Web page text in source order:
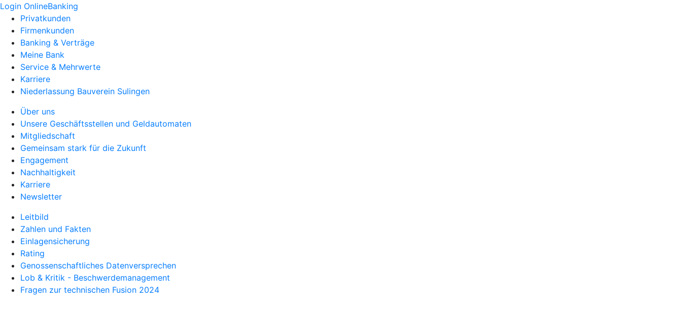
Login OnlineBanking
Privatkunden
Firmenkunden
Banking & Verträge
Meine Bank
Service & Mehrwerte
Karriere
Niederlassung Bauverein Sulingen
Über uns
Unsere Geschäftsstellen und Geldautomaten
Mitgliedschaft
Gemeinsam stark für die Zukunft
Engagement
Nachhaltigkeit
Karriere
Newsletter
Leitbild
Zahlen und Fakten
Einlagensicherung
Rating
Genossenschaftliches Datenversprechen
Lob & Kritik - Beschwerdemanagement
Fragen zur technischen Fusion 2024